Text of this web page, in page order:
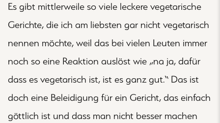
Es gibt mittlerweile so viele leckere vegetarische
Gerichte, die ich am liebsten gar nicht vegetarisch
nennen möchte, weil das bei vielen Leuten immer
noch so eine Reaktion auslöst wie „na ja, dafür
dass es vegetarisch ist, ist es ganz gut.“ Das ist
doch eine Beleidigung für ein Gericht, das einfach
göttlich ist und dass man nicht besser machen